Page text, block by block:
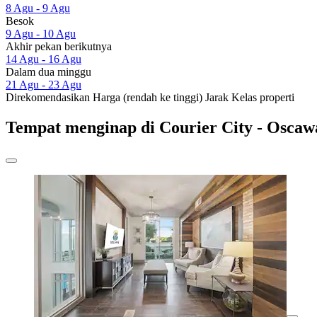
8 Agu - 9 Agu
Besok
9 Agu - 10 Agu
Akhir pekan berikutnya
14 Agu - 16 Agu
Dalam dua minggu
21 Agu - 23 Agu
Direkomendasikan Harga (rendah ke tinggi) Jarak Kelas properti
Tempat menginap di Courier City -